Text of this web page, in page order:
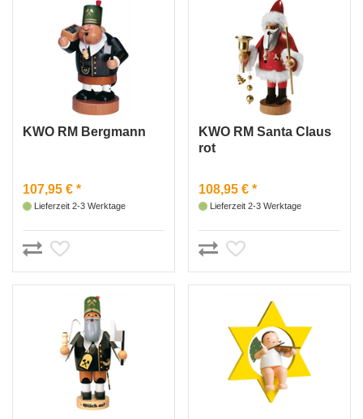
KWO RM Bergmann
107,95 € *
Lieferzeit 2-3 Werktage
KWO RM Santa Claus
rot
108,95 € *
Lieferzeit 2-3 Werktage